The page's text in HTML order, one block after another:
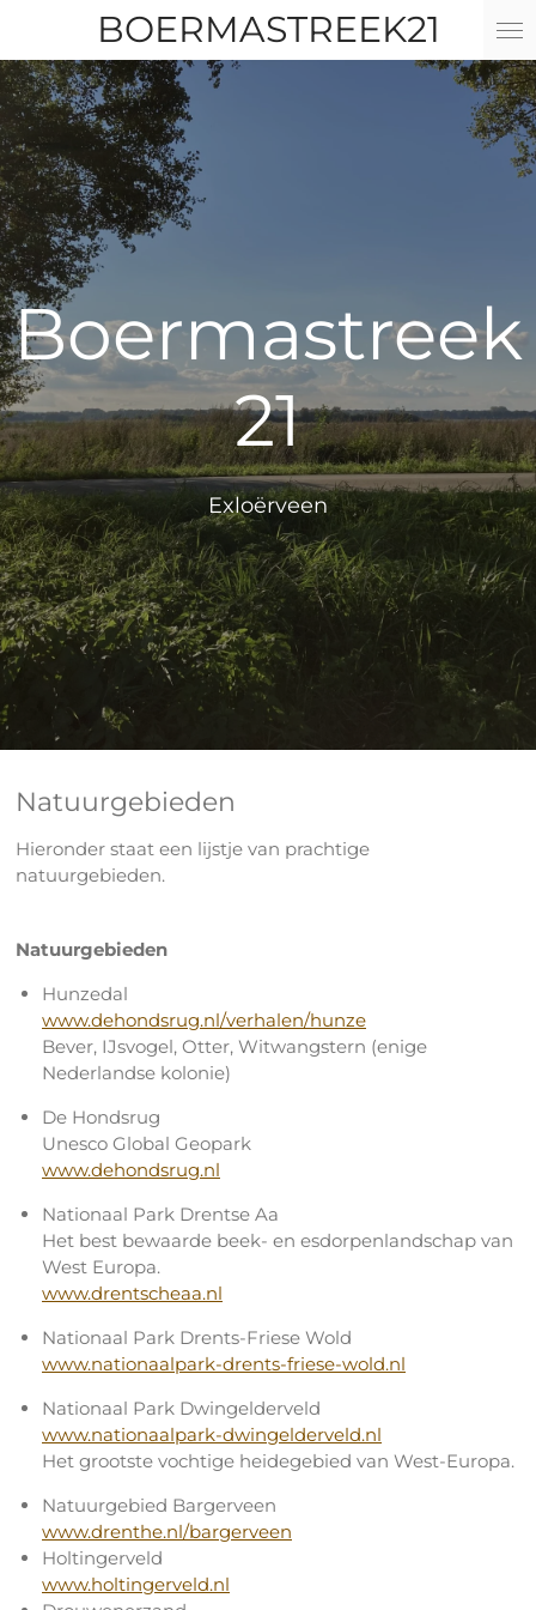
naar
de
hoofdinhoud
BOERMASTREEK21
Boermastreek
21
Exloërveen
Natuurgebieden
Hieronder staat een lijstje van prachtige
natuurgebieden.
Natuurgebieden
Hunzedal
www.dehondsrug.nl/verhalen/hunze
Bever, IJsvogel, Otter, Witwangstern (enige
Nederlandse kolonie)
De Hondsrug
Unesco Global Geopark
www.dehondsrug.nl
Nationaal Park Drentse Aa
Het best bewaarde beek- en esdorpenlandschap van
West Europa.
www.drentscheaa.nl
Nationaal Park Drents-Friese Wold
www.nationaalpark-drents-friese-wold.nl
Nationaal Park Dwingelderveld
www.nationaalpark-dwingelderveld.nl
Het grootste vochtige heidegebied van West-Europa.
Natuurgebied Bargerveen
www.drenthe.nl/bargerveen
Holtingerveld
www.holtingerveld.nl